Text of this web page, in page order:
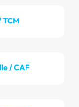
TCM
/ CAF